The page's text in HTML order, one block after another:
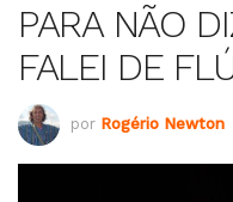
PARA NÃO
FALEI DE
por Rogério Newton